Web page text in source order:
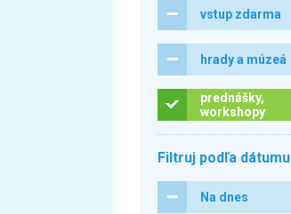
vstup zdarma
hrady a múzeá
prednášky,
workshopy
Filtruj podľa dátumu
Na dnes